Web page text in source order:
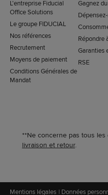
L'entreprise Fiducial
Office Solutions
Le groupe FIDUCIAL
Nos références
Recrutement
Moyens de paiement
Conditions Générales de
Mandat
Gagnez
Répondre
Garanties
RSE
**Ne concerne pas tous
livraison et retour.
Mentions légales Données